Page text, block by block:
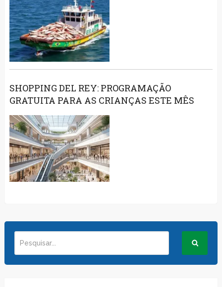
SHOPPING DEL REY: PROGRAMAÇÃO
GRATUITA PARA AS CRIANÇAS ESTE MÊS